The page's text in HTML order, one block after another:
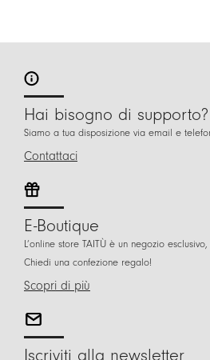
Hai bisogno di supporto?
Siamo a tua disposizione via email e
Contattaci
E-Boutique
L’online store TAITÙ è un negozio
Chiedi una confezione regalo!
Scopri di più
Iscriviti alla newsletter